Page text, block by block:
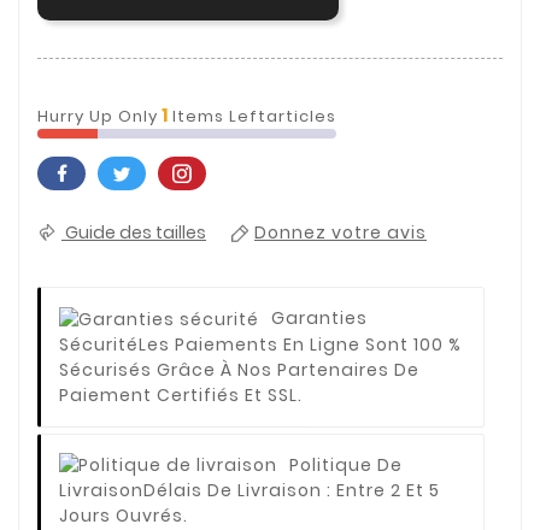
Hurry Up Only 1 Items Leftarticles
Guide des tailles Donnez votre avis
Garanties
SécuritéLes Paiements En Ligne Sont 100 %
Sécurisés Grâce À Nos Partenaires De
Paiement Certifiés Et SSL.
Politique De
LivraisonDélais De Livraison : Entre 2 Et 5
Jours Ouvrés.